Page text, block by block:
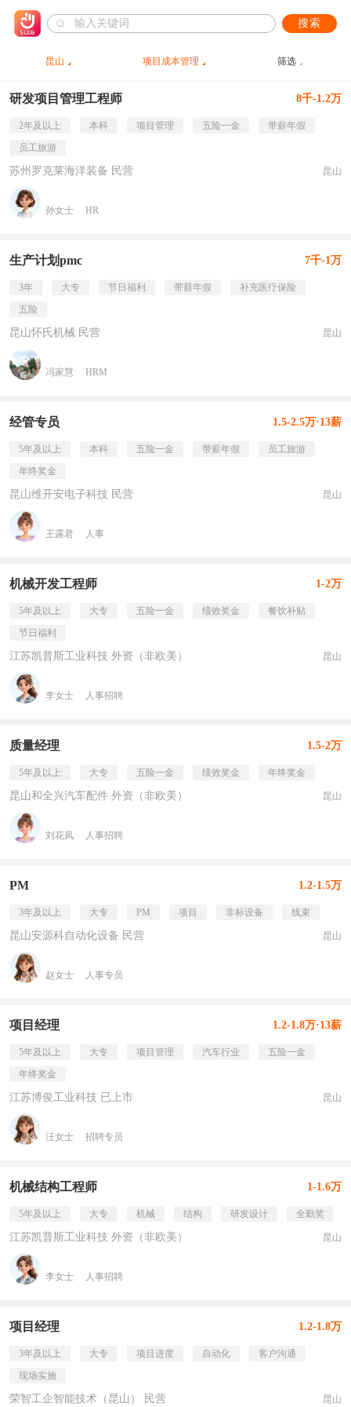
搜索
昆山 项目成本管理 筛选
研发项目管理工程师 8千-1.2万
2年及以上 本科 项目管理 五险一金
带薪年假
员工旅游
苏州罗克莱海洋装备 民营 昆山
孙女士 HR
生产计划pmc 7千-1万
3年 大专 节日福利 带薪年假
补充医疗保险
五险
昆山怀氏机械 民营 昆山
冯家慧 HRM
经管专员 1.5-2.5万·13薪
5年及以上 本科 五险一金 带薪年假
员工旅游
年终奖金
昆山维开安电子科技 民营 昆山
王露君 人事
机械开发工程师 1-2万
5年及以上 大专 五险一金 绩效奖金
餐饮补贴
节日福利
江苏凯普斯工业科技 外资（非欧美） 昆山
李女士 人事招聘
质量经理 1.5-2万
5年及以上 大专 五险一金 绩效奖金 年终奖金
昆山和全兴汽车配件 外资（非欧美） 昆山
刘花凤 人事招聘
PM 1.2-1.5万
3年及以上 大专 PM 项目 非标设备 线束
昆山安源科自动化设备 民营 昆山
赵女士 人事专员
项目经理 1.2-1.8万·13薪
5年及以上 大专 项目管理 汽车行业
五险一金
年终奖金
江苏博俊工业科技 已上市 昆山
汪女士 招聘专员
机械结构工程师 1-1.6万
5年及以上 大专 机械 结构 研发设计 全勤奖
江苏凯普斯工业科技 外资（非欧美） 昆山
李女士 人事招聘
项目经理 1.2-1.8万
3年及以上 大专 项目进度 自动化
客户沟通
现场实施
荣智工企智能技术（昆山） 民营 昆山